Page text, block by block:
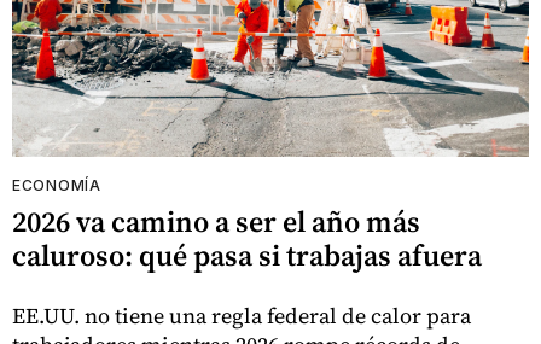
ECONOMÍA
2026 va camino a ser el año más
caluroso: qué pasa si trabajas afuera
EE.UU. no tiene una regla federal de calor para